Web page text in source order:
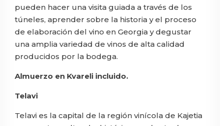
pueden hacer una visita guiada a través de los
túneles, aprender sobre la historia y el proceso
de elaboración del vino en Georgia y degustar
una amplia variedad de vinos de alta calidad
producidos por la bodega.
Almuerzo en Kvareli incluido.
Telavi
Telavi es la capital de la región vinícola de Kajetia